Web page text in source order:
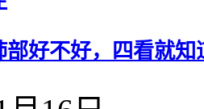
部好不好，四看就知